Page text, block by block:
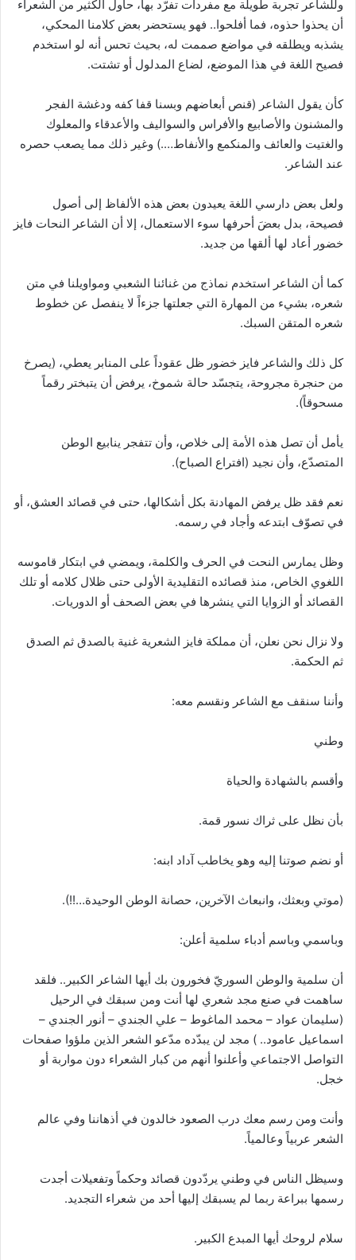
وللشاعر تجربة طويلة مع مفردات تفرّد بها، حاول الكثير من الشعراء
أن يحذوا حذوه، فما أفلحوا.. فهو يستحضر بعض كلامنا المحكي،
يشذبه ويطلقه في مواضع صممت له، بحيث تحس أنه لو استخدم
فصيح اللغة في هذا الموضع، لضاع المدلول أو تشتت.
كأن يقول الشاعر (قنص أبعاضهم وبسنا قفا كفه ودغشة الفجر
والمشنون والأصابيع والأفراس والسواليف والأعدقاء والمعلوك
والغتيت والعائف والمنكمع والأنفاط….) وغير ذلك مما يصعب حصره
عند الشاعر.
ولعل بعض دارسي اللغة يعيدون بعض هذه الألفاظ إلى أصول
فصيحة، بدل بعضَ أحرفها سوء الاستعمال، إلا أن الشاعر النحات فايز
خضور أعاد لها ألقها من جديد.
كما أن الشاعر استخدم نماذج من غنائنا الشعبي ومواويلنا في متن
شعره، بشيء من المهارة التي جعلتها جزءاً لا ينفصل عن خطوط
شعره المتقن السبك.
كل ذلك والشاعر فايز خضور ظل عقوداً على المنابر يعطي، (يصرخ
من حنجرة مجروحة، يتجسّد حالة شموخ، يرفض أن يتبختر رقماً
مسحوقاً).
يأمل أن تصل هذه الأمة إلى خلاص، وأن تتفجر ينابيع الوطن
المتصدّع، وأن نجيد (افتراع الصباح).
نعم فقد ظل يرفض المهادنة بكل أشكالها، حتى في قصائد العشق، أو
في تصوّف ابتدعه وأجاد في رسمه.
وظل يمارس النحت في الحرف والكلمة، ويمضي في ابتكار قاموسه
اللغوي الخاص، منذ قصائده التقليدية الأولى حتى ظلال كلامه أو تلك
القصائد أو الزوايا التي ينشرها في بعض الصحف أو الدوريات.
ولا نزال نحن نعلن، أن مملكة فايز الشعرية غنية بالصدق ثم الصدق
ثم الحكمة.
وأننا سنقف مع الشاعر ونقسم معه:
وطني
وأقسم بالشهادة والحياة
بأن نظل على ثراك نسور قمة.
أو نضم صوتنا إليه وهو يخاطب آداد ابنه:
(موتي وبعثك، وانبعاث الآخرين، حصانة الوطن الوحيدة…!!).
وباسمي وباسم أدباء سلمية أعلن:
أن سلمية والوطن السوريّ فخورون بك أيها الشاعر الكبير.. فلقد
ساهمت في صنع مجد شعري لها أنت ومن سبقك في الرحيل
(سليمان عواد – محمد الماغوط – علي الجندي – أنور الجندي –
اسماعيل عامود.. ) مجد لن يبدّده مدّعو الشعر الذين ملؤوا صفحات
التواصل الاجتماعي وأعلنوا أنهم من كبار الشعراء دون مواربة أو
خجل.
وأنت ومن رسم معك درب الصعود خالدون في أذهاننا وفي عالم
الشعر عربياً وعالمياً.
وسيظل الناس في وطني يردّدون قصائد وحكماً وتفعيلات أجدت
رسمها ببراعة ربما لم يسبقك إليها أحد من شعراء التجديد.
سلام لروحك أيها المبدع الكبير.